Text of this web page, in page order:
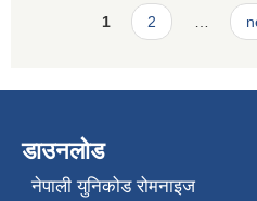
Pages
1 2 …
डाउनलोड
नेपाली युनिकोड रोमनाइज